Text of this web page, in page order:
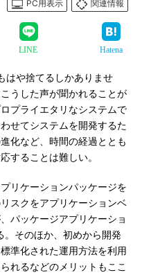
PC用表示
関連情報
LINE Hatena
はや捨てるしかありませ
うした声が聞かれることが
プライエタリなシステムで
せてシステムを開発するた
化など、時間の経過ととも
することは難しい。
リケーションパッケージを
スクをアプリケーションベ
パッケージアプリケーショ
。そのほか、初めから開発
準化された運用方法を利用
れるなどのメリットもここ